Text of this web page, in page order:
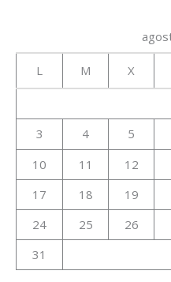
L M X
3
4 5
10
11 12
17
18 19
24
25 26
31